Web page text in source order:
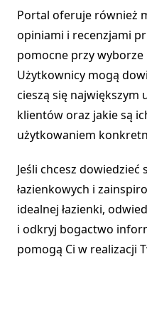
Portal oferuje również
opiniami i recenzjami
pomocne przy
Użytkownicy mogą
cieszą się największym
klientów oraz jakie są
użytkowaniem
Jeśli chcesz
łazienkowych i
idealnej łazienki,
i odkryj bogactwo
pomogą Ci w realizacji